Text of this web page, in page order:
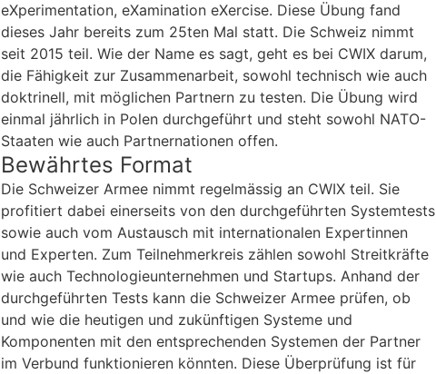
eXperimentation, eXamination eXercise. Diese Übung fand
dieses Jahr bereits zum 25ten Mal statt. Die Schweiz nimmt
seit 2015 teil. Wie der Name es sagt, geht es bei CWIX darum,
die Fähigkeit zur Zusammenarbeit, sowohl technisch wie auch
doktrinell, mit möglichen Partnern zu testen. Die Übung wird
einmal jährlich in Polen durchgeführt und steht sowohl NATO-
Staaten wie auch Partnernationen offen.
Bewährtes Format
Die Schweizer Armee nimmt regelmässig an CWIX teil. Sie
profitiert dabei einerseits von den durchgeführten Systemtests
sowie auch vom Austausch mit internationalen Expertinnen
und Experten. Zum Teilnehmerkreis zählen sowohl Streitkräfte
wie auch Technologieunternehmen und Startups. Anhand der
durchgeführten Tests kann die Schweizer Armee prüfen, ob
und wie die heutigen und zukünftigen Systeme und
Komponenten mit den entsprechenden Systemen der Partner
im Verbund funktionieren könnten. Diese Überprüfung ist für